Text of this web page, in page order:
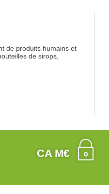
de produits humains et
de sirops,
CA M€